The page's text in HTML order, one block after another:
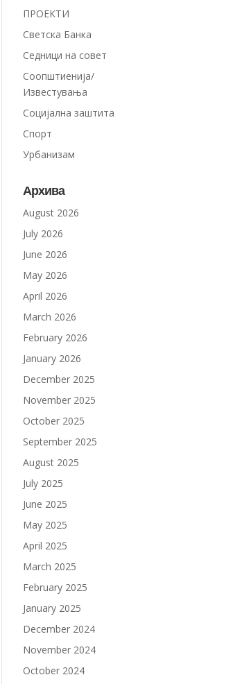
ПРОЕКТИ
Светска Банка
Седници на совет
Соопштиенија/
Известувања
Социјална заштита
Спорт
Урбанизам
Архива
August 2026
July 2026
June 2026
May 2026
April 2026
March 2026
February 2026
January 2026
December 2025
November 2025
October 2025
September 2025
August 2025
July 2025
June 2025
May 2025
April 2025
March 2025
February 2025
January 2025
December 2024
November 2024
October 2024